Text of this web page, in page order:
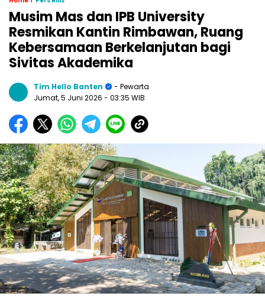
Musim Mas dan IPB University
Resmikan Kantin Rimbawan, Ruang
Kebersamaan Berkelanjutan bagi
Sivitas Akademika
Tim Hello Banten
- Pewarta
Jumat, 5 Juni 2026 - 03:35 WIB